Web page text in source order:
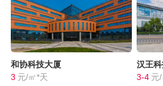
和协科技大厦
3 元/㎡*天
汉王
3-4 元